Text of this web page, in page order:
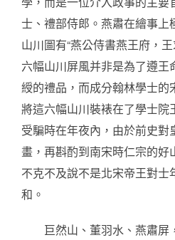
士、禮部侍郎。燕肅在繪事上
山川圖有“燕公侍書燕王府，
六幅山川屏風并非是為了遵王
綬的禮品，而成分翰林學士的
將這六幅山川裝裱在了學士院
受騙時在年夜內，由於前史對
畫，再斟酌到南宋時仁宗的好
不克不及說不是北宋帝王對士
和。
巨然山、董羽水、燕肅屏